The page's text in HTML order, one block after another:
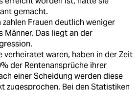
gemacht.
zahlen Frauen deutlich weniger
Männer. Das liegt an der
verheiratet waren, haben in der Zeit
der Rentenansprüche ihrer
einer Scheidung werden diese
zugesprochen. Bei den Statistiken